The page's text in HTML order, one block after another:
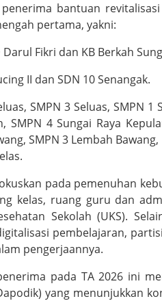
bantuan
pertama, yakni:
Darul Fikri dan KB Berkah
II dan SDN 10 Senangak.
SMPN 3 Seluas, SMPN
SMPN 4 Sungai Raya
SMPN 3 Lembah
pada pemenuhan
kelas, ruang guru dan
Sekolah (UKS).
pembelajaran,
pengerjaannya.
pada TA 2026 ini
yang menunjukkan